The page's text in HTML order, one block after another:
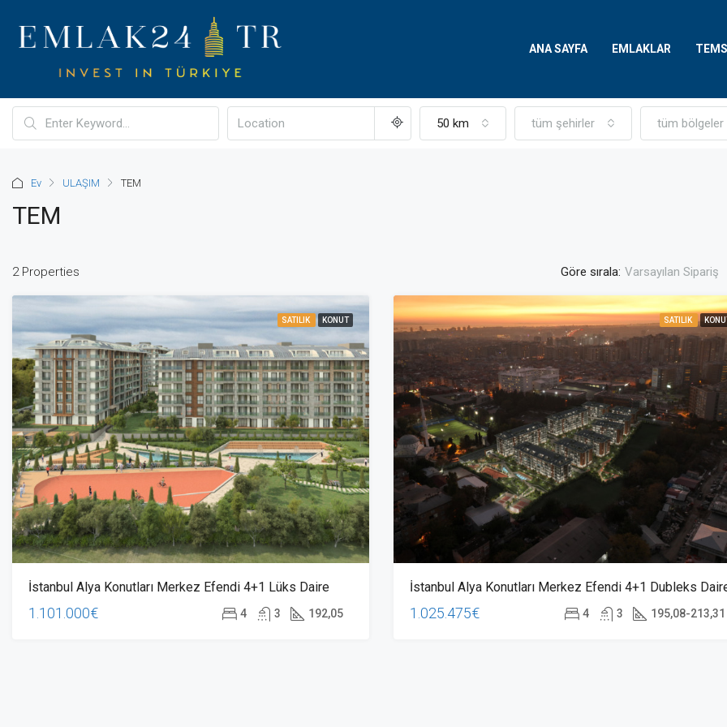
ANA SAYFA EMLAKLAR
50 km tüm şehirler tüm bölgeler
Ev ULAŞIM TEM
TEM
2 Properties Göre sırala: Varsayılan Sipariş
SATILIK KONUT
İstanbul Alya Konutları Merkez Efendi 4+1 Lüks Daire
1.101.000€ 4 3 192,05
SATILIK
İstanbul Alya Konutları Merkez Efendi 4+1 Dubleks
1.025.475€ 4 3 195,08-213,31
SATILIK
FEATURED
235.000€
Oba, Life Garden Oba, Alanya/